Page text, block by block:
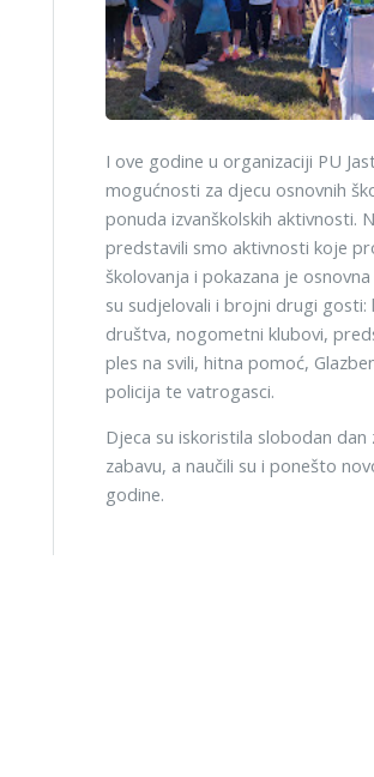
I ove godine u organizaciji PU
mogućnosti za djecu osnovnih
ponuda izvanškolskih aktivnosti.
predstavili smo aktivnosti koje
školovanja i pokazana je
su sudjelovali i brojni drugi
društva, nogometni klubovi,
ples na svili, hitna pomoć,
policija te vatrogasci.
Djeca su iskoristila slobodan
zabavu, a naučili su i ponešto
godine.